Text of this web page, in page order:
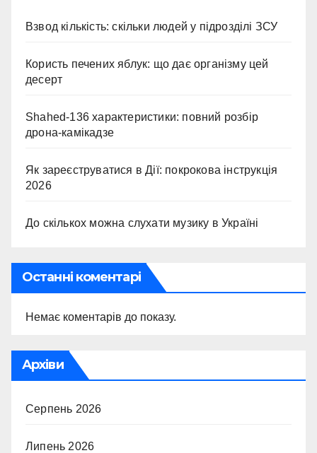
Взвод кількість: скільки людей у підрозділі ЗСУ
Користь печених яблук: що дає організму цей
десерт
Shahed-136 характеристики: повний розбір
дрона-камікадзе
Як зареєструватися в Дії: покрокова інструкція
2026
До скількох можна слухати музику в Україні
Останні коментарі
Немає коментарів до показу.
Архіви
Серпень 2026
Липень 2026